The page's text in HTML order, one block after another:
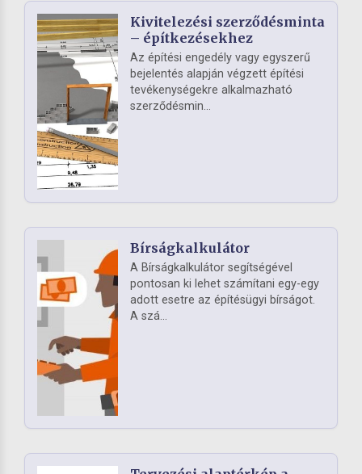
Kivitelezési szerződésminta
– építkezésekhez
Az építési engedély vagy egyszerű
bejelentés alapján végzett építési
tevékenységekre alkalmazható
szerződésmin...
Bírságkalkulátor
A Bírságkalkulátor segítségével
pontosan ki lehet számítani egy-egy
adott esetre az építésügyi bírságot.
A szá...